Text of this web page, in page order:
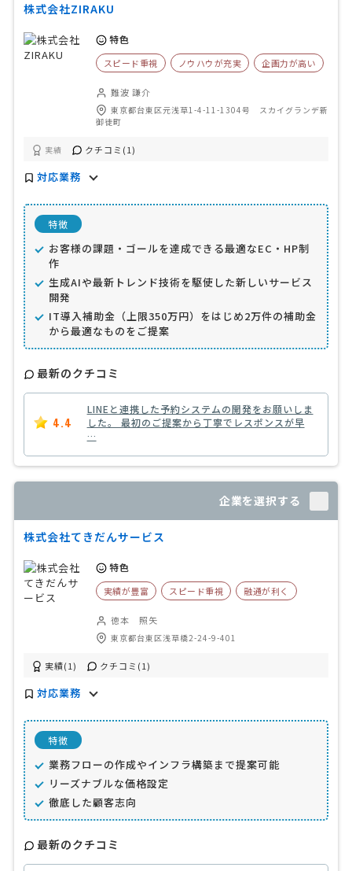
株式会社ZIRAKU
特色
スピード重視 ノウハウが充実 企画力が高い
難波 謙介
東京都台東区元浅草1-4-11-1304号 スカイグランデ新
御徒町
実績 クチコミ(1)
対応業務
特徴
お客様の課題・ゴールを達成できる最適なEC・HP制
作
生成AIや最新トレンド技術を駆使した新しいサービス
開発
IT導入補助金（上限350万円）をはじめ2万件の補助金
から最適なものをご提案
最新のクチコミ
4.4
LINEと連携した予約システムの開発をお願いしま
した。 最初のご提案から丁寧でレスポンスが早
…
企業を選択する
株式会社てきだんサービス
特色
実績が豊富 スピード重視 融通が利く
徳本 照矢
東京都台東区浅草橋2-24-9-401
実績(1) クチコミ(1)
対応業務
特徴
業務フローの作成やインフラ構築まで提案可能
リーズナブルな価格設定
徹底した顧客志向
最新のクチコミ